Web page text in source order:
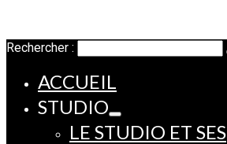
Rechercher :
ACCUEIL
STUDIO
LE STUDIO ET SES